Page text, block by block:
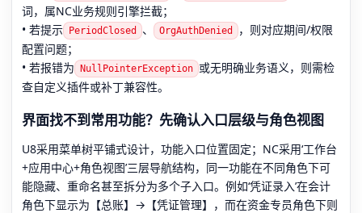
词，属NC业务规则引擎拦截；
• 若提示 PeriodClosed 、 OrgAuthDenied
，则对应期间/权限
配置问题；
• 若报错为 NullPointerException 或无明确业务语义，则需检
查自定义插件或补丁兼容性。
界面找不到常用功能？先确认入口层级与角色视图
U8采用菜单树平铺式设计，功能入口位置固定；NC采用‘工作台
+应用中心+角色视图’三层导航结构，同一功能在不同角色下可
能隐藏、重命名甚至拆分为多个子入口。例如‘凭证录入’在会计
角色下显示为【总账】→【凭证管理】，而在资金专员角色下则